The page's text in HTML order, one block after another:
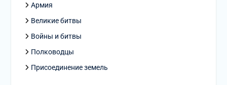
Армия
Великие битвы
Войны и битвы
Полководцы
Присоединение земель